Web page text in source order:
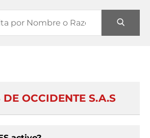
DE OCCIDENTE S.A.S